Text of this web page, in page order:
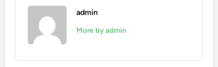
admin
More by admin